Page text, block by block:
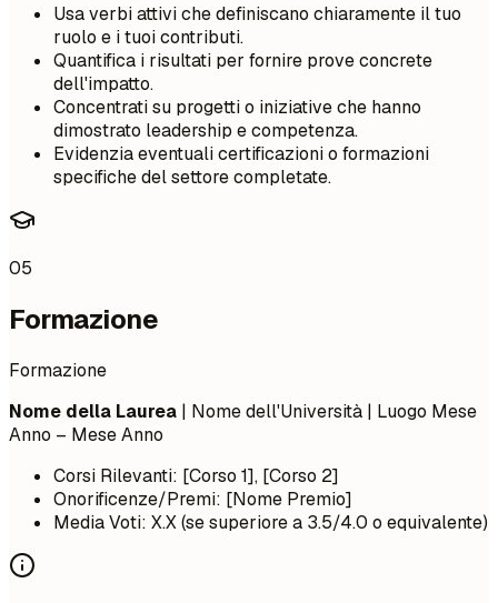
Usa verbi attivi che definiscano chiaramente il tuo
ruolo e i tuoi contributi.
Quantifica i risultati per fornire prove concrete
dell'impatto.
Concentrati su progetti o iniziative che hanno
dimostrato leadership e competenza.
Evidenzia eventuali certificazioni o formazioni
specifiche del settore completate.
05
Formazione
Formazione
Nome della Laurea | Nome dell'Università | Luogo Mese
Anno – Mese Anno
Corsi Rilevanti: [Corso 1], [Corso 2]
Onorificenze/Premi: [Nome Premio]
Media Voti: X.X (se superiore a 3.5/4.0 o equivalente)